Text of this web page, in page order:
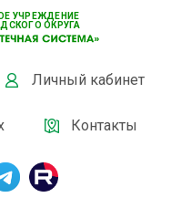
УЧРЕЖДЕНИЕ
ОКРУГА
Личный кабинет
Контакты